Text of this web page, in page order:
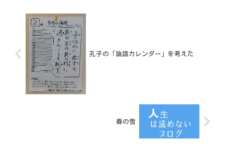
孔子の「論語カレンダー」を考えた
春の雪